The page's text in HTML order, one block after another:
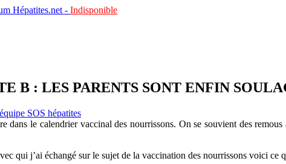
Hépatites.net - Indisponible
B : LES PARENTS SONT ENFIN
SOS hépatites
dans le calendrier vaccinal des nourrissons. On se souvient des
qui j’ai échangé sur le sujet de la vaccination des nourrissons voici ce